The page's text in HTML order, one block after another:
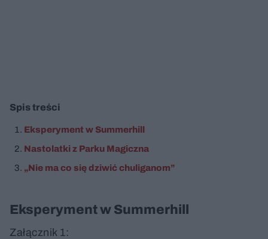
Spis treści
Eksperyment w Summerhill
Nastolatki z Parku Magiczna
„Nie ma co się dziwić chuliganom”
Eksperyment w Summerhill
Załącznik 1: